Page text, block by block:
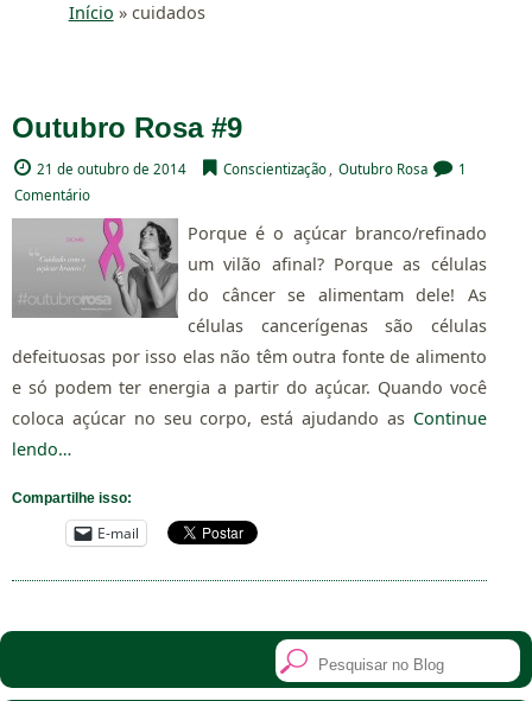
Início » cuidados
Outubro Rosa #9
21 de outubro de 2014 Conscientização , Outubro Rosa
1
Comentário
Porque é o açúcar branco/refinado
um vilão afinal? Porque as células
do câncer se alimentam dele! As
células cancerígenas são células
defeituosas por isso elas não têm outra fonte de alimento
e só podem ter energia a partir do açúcar. Quando você
coloca açúcar no seu corpo, está ajudando asContinue
lendo…
Compartilhe isso:
E-mail